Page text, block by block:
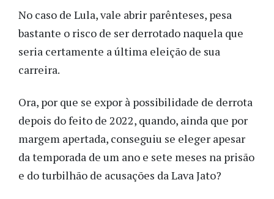
No caso de Lula, vale abrir parênteses, pesa
bastante o risco de ser derrotado naquela que
seria certamente a última eleição de sua
carreira.
Ora, por que se expor à possibilidade de derrota
depois do feito de 2022, quando, ainda que por
margem apertada, conseguiu se eleger apesar
da temporada de um ano e sete meses na prisão
e do turbilhão de acusações da Lava Jato?